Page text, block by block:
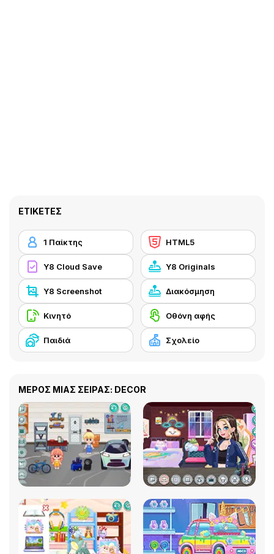
ΕΤΙΚΈΤΕΣ
1 Παίκτης HTML5
Y8 Cloud Save Y8 Originals
Y8 Screenshot Διακόσμηση
Κινητό Οθόνη αφής
Παιδιά Σχολείο
ΜΕΡΟΣ ΜΙΑΣ ΣΕΙΡΑΣ: DECOR